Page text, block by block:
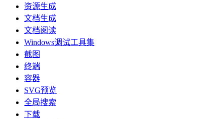
资源生成
文档生成
文档阅读
Windows调试工具集
截图
终端
容器
SVG预览
全局搜索
下载